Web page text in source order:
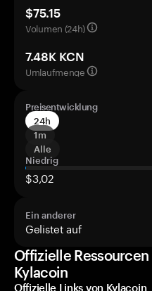
$75.15
Volumen (24h)
7.48K KCN
Umlaufmenge
Preisentwicklung
24h
1m
Alle
Niedrig
$3,02
Ein anderer
Gelistet auf
Offizielle
Kylacoin
Offizielle Links von Kylacoin